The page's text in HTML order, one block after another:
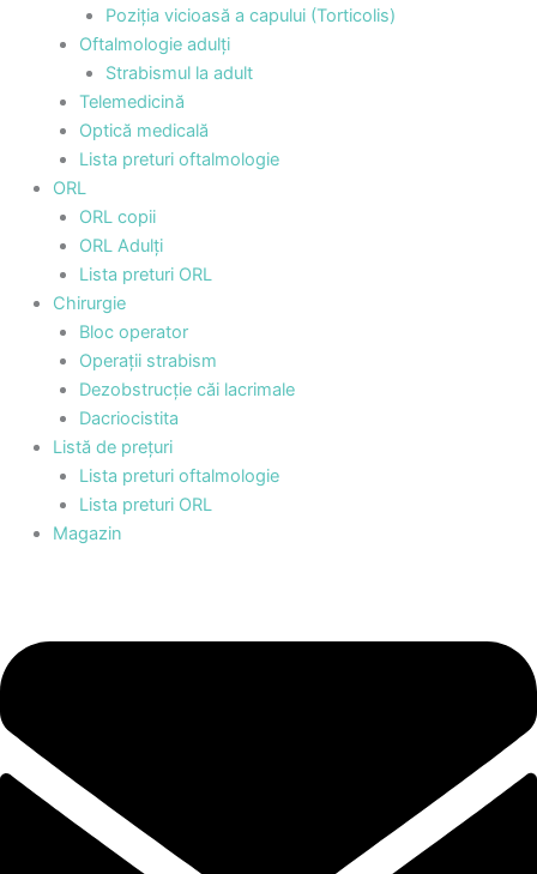
Poziția vicioasă a capului (Torticolis)
Oftalmologie adulți
Strabismul la adult
Telemedicină
Optică medicală
Lista preturi oftalmologie
ORL
ORL copii
ORL Adulți
Lista preturi ORL
Chirurgie
Bloc operator
Operații strabism
Dezobstrucție căi lacrimale
Dacriocistita
Listă de prețuri
Lista preturi oftalmologie
Lista preturi ORL
Magazin